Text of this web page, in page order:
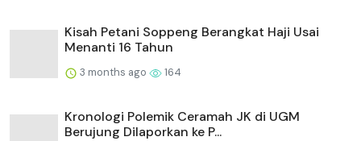
Kisah Petani Soppeng Berangkat Haji Usai
Menanti 16 Tahun
3 months ago 164
Kronologi Polemik Ceramah JK di UGM
Berujung Dilaporkan ke P...